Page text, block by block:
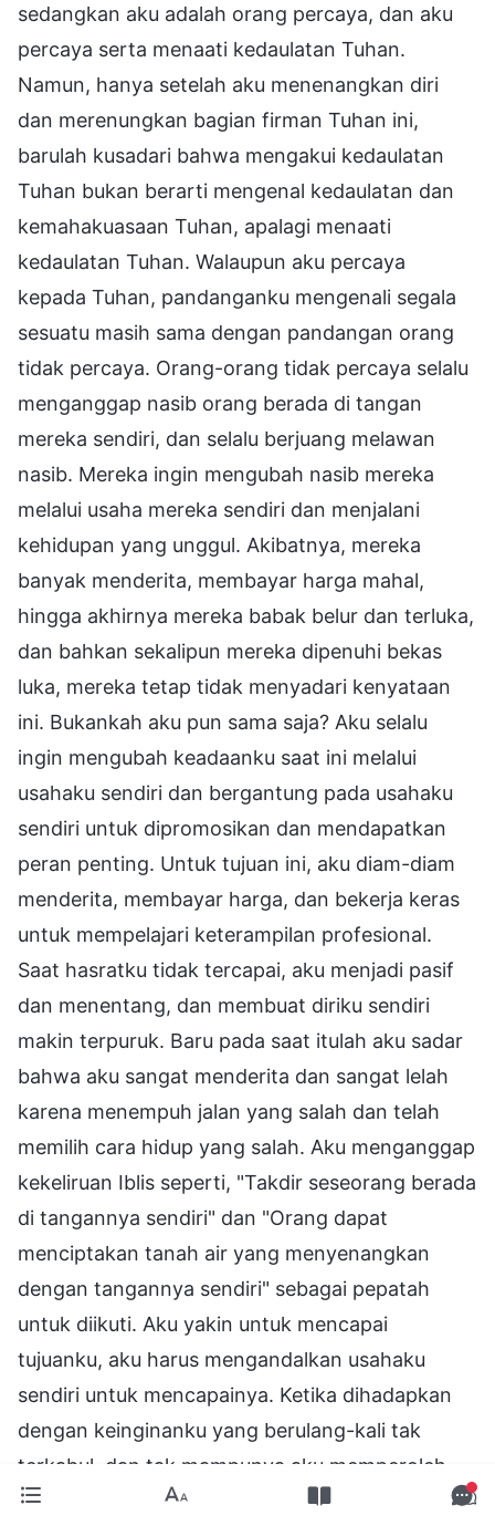
sedangkan aku adalah orang percaya, dan aku
percaya serta menaati kedaulatan Tuhan.
Namun, hanya setelah aku menenangkan diri
dan merenungkan bagian firman Tuhan ini,
barulah kusadari bahwa mengakui kedaulatan
Tuhan bukan berarti mengenal kedaulatan dan
kemahakuasaan Tuhan, apalagi menaati
kedaulatan Tuhan. Walaupun aku percaya
kepada Tuhan, pandanganku mengenali segala
sesuatu masih sama dengan pandangan orang
tidak percaya. Orang-orang tidak percaya selalu
menganggap nasib orang berada di tangan
mereka sendiri, dan selalu berjuang melawan
nasib. Mereka ingin mengubah nasib mereka
melalui usaha mereka sendiri dan menjalani
kehidupan yang unggul. Akibatnya, mereka
banyak menderita, membayar harga mahal,
hingga akhirnya mereka babak belur dan terluka,
dan bahkan sekalipun mereka dipenuhi bekas
luka, mereka tetap tidak menyadari kenyataan
ini. Bukankah aku pun sama saja? Aku selalu
ingin mengubah keadaanku saat ini melalui
usahaku sendiri dan bergantung pada usahaku
sendiri untuk dipromosikan dan mendapatkan
peran penting. Untuk tujuan ini, aku diam-diam
menderita, membayar harga, dan bekerja keras
untuk mempelajari keterampilan profesional.
Saat hasratku tidak tercapai, aku menjadi pasif
dan menentang, dan membuat diriku sendiri
makin terpuruk. Baru pada saat itulah aku sadar
bahwa aku sangat menderita dan sangat lelah
karena menempuh jalan yang salah dan telah
memilih cara hidup yang salah. Aku menganggap
kekeliruan Iblis seperti, "Takdir seseorang berada
di tangannya sendiri" dan "Orang dapat
menciptakan tanah air yang menyenangkan
dengan tangannya sendiri" sebagai pepatah
untuk diikuti. Aku yakin untuk mencapai
tujuanku, aku harus mengandalkan usahaku
sendiri untuk mencapainya. Ketika dihadapkan
dengan keinginanku yang berulang-kali tak
terkabul, dan tak mampunya aku memperoleh
promosi atau kedudukan penting, aku tak